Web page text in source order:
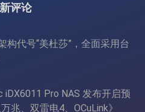
评论
构代号“美杜莎”，全面采用台
iDX6011 Pro NAS 发布开启预
兆、双雷电4、OCuLink》